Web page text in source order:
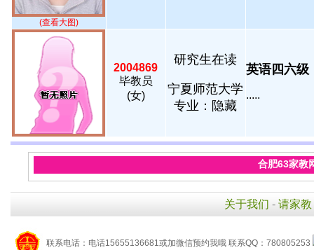
(查看大图)
2004869
毕教员
(女)
研究生在读
宁夏师范大学
专业：隐藏
英语四六级
.....
合肥63家教
关于我们 - 请家教
联系电话：电话15655136681或加微信预约我哦 联系QQ：780805253